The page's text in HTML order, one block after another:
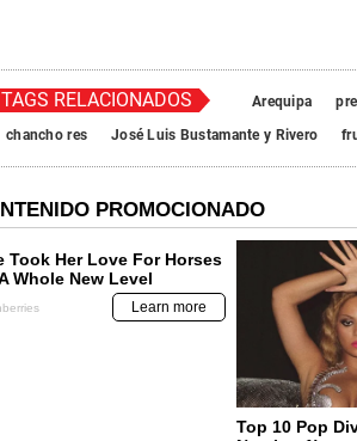
TAGS RELACIONADOS Arequipa
chancho res
José Luis Bustamante y Rivero